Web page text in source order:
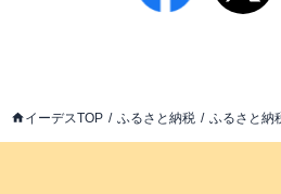
イーデスTOP ふるさと納税 ふるさと納